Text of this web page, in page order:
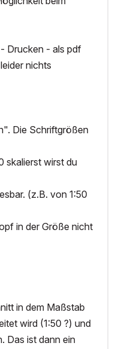
Drucken - als pdf
nichts
Die Schriftgrößen
skalierst wirst du
(z.B. von 1:50
in der Größe nicht
in dem Maßstab
wird (1:50 ?) und
Das ist dann ein